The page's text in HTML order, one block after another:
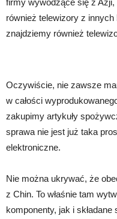
firmy wywodzące się z
również telewizory z
znajdziemy również
Oczywiście, nie zawsze
w całości
zakupimy artykuły
sprawa nie jest już taka
elektroniczne.
Nie można ukrywać, że
z Chin. To właśnie tam
komponenty, jak i